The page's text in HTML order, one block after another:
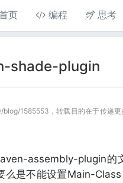
页 编程 思考
shade-plugin
1585553，转载目的在于传递更
assembly-plugin的
是不能设置Main-